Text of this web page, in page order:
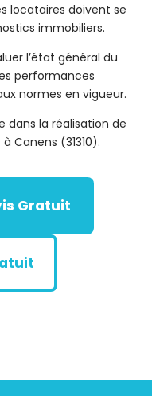
locataires doivent se
immobiliers.
l’état général du
performances
normes en vigueur.
dans la réalisation de
Canens (31310).
Gratuit